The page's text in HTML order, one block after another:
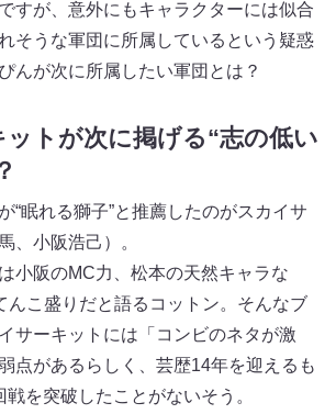
すが、意外にもキャラクターには似合
そうな軍団に所属しているという疑惑
んが次に所属したい軍団とは？
トが次に掲げる“志の低い
“眠れる獅子”と推薦したのがスカイサ
、小阪浩己）。
小阪のMC力、松本の天然キャラな
んこ盛りだと語るコットン。そんなブ
サーキットには「コンビのネタが激
点があるらしく、芸歴14年を迎えるも
を突破したことがないそう。